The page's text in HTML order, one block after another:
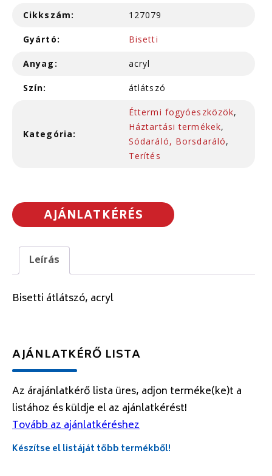
Cikkszám: 127079
Gyártó: Bisetti
Anyag: acryl
Szín: átlátszó
Kategória:
Éttermi fogyóeszközök,
Háztartási termékek,
Sódaráló, Borsdaráló,
Terítés
AJÁNLATKÉRÉS
Leírás
Bisetti átlátszó, acryl
AJÁNLATKÉRŐ LISTA
Az árajánlatkérő lista üres, adjon terméke(ke)t a
listához és küldje el az ajánlatkérést!
Tovább az ajánlatkéréshez
Készítse el listáját több termékből!